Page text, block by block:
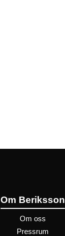
Om Beriksson
Om oss
Pressrum